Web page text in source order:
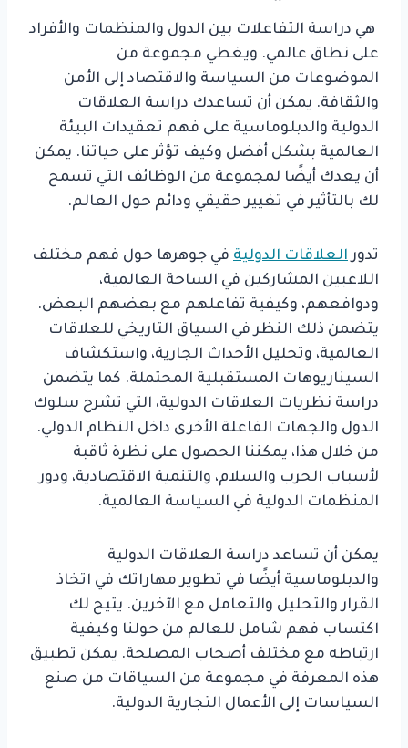
هي دراسة التفاعلات بين الدول والمنظمات والأفراد
على نطاق عالمي. ويغطي مجموعة من
الموضوعات من السياسة والاقتصاد إلى الأمن
والثقافة. يمكن أن تساعدك دراسة العلاقات
الدولية والدبلوماسية على فهم تعقيدات البيئة
العالمية بشكل أفضل وكيف تؤثر على حياتنا. يمكن
أن يعدك أيضًا لمجموعة من الوظائف التي تسمح
لك بالتأثير في تغيير حقيقي ودائم حول العالم.
تدور العلاقات الدولية في جوهرها حول فهم مختلف
اللاعبين المشاركين في الساحة العالمية،
ودوافعهم، وكيفية تفاعلهم مع بعضهم البعض.
يتضمن ذلك النظر في السياق التاريخي للعلاقات
العالمية، وتحليل الأحداث الجارية، واستكشاف
السيناريوهات المستقبلية المحتملة. كما يتضمن
دراسة نظريات العلاقات الدولية، التي تشرح سلوك
الدول والجهات الفاعلة الأخرى داخل النظام الدولي.
من خلال هذا، يمكننا الحصول على نظرة ثاقبة
لأسباب الحرب والسلام، والتنمية الاقتصادية، ودور
المنظمات الدولية في السياسة العالمية.
يمكن أن تساعد دراسة العلاقات الدولية
والدبلوماسية أيضًا في تطوير مهاراتك في اتخاذ
القرار والتحليل والتعامل مع الآخرين. يتيح لك
اكتساب فهم شامل للعالم من حولنا وكيفية
ارتباطه مع مختلف أصحاب المصلحة. يمكن تطبيق
هذه المعرفة في مجموعة من السياقات من صنع
السياسات إلى الأعمال التجارية الدولية.